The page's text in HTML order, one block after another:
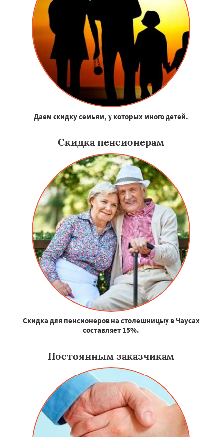
Даем скидку семьям, у которых много детей.
Скидка пенсионерам
Скидка для пенсионеров на столешницыу в Чаусах
составляет 15%.
Постоянным заказчикам